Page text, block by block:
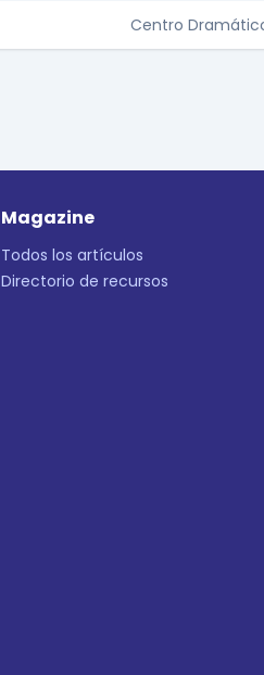
Centro
Magazine
Todos los artículos
Directorio de recursos